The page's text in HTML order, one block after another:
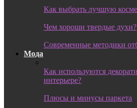
Как выбрать лучшую
Чем хороши твердые духи?
Современные методики
Мода
Как используются
интерьере?
Плюсы и минусы паркета